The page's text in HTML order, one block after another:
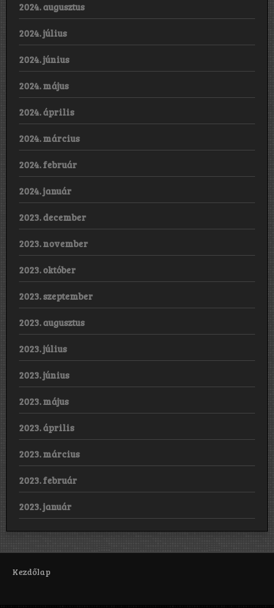
2024. augusztus
2024. július
2024. június
2024. május
2024. április
2024. március
2024. február
2024. január
2023. december
2023. november
2023. október
2023. szeptember
2023. augusztus
2023. július
2023. június
2023. május
2023. április
2023. március
2023. február
2023. január
Kezdőlap